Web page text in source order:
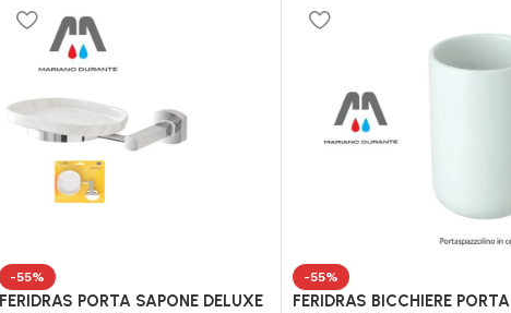
-55%
FERIDRAS PORTA SAPONE DELUXE
-55%
FERIDRAS BICCHIERE PORTA